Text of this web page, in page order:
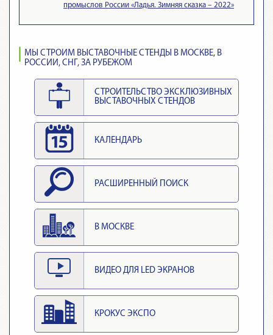
промыслов России «Ладья. Зимняя сказка – 2022»
МЫ СТРОИМ ВЫСТАВОЧНЫЕ СТЕНДЫ В МОСКВЕ, В
РОССИИ, СНГ, ЗА РУБЕЖОМ
СТРОИТЕЛЬСТВО ЭКСКЛЮЗИВНЫХ
ВЫСТАВОЧНЫХ СТЕНДОВ
КАЛЕНДАРЬ
РАСШИРЕННЫЙ ПОИСК
В МОСКВЕ
ВИДЕО ДЛЯ LED ЭКРАНОВ
КРОКУС ЭКСПО